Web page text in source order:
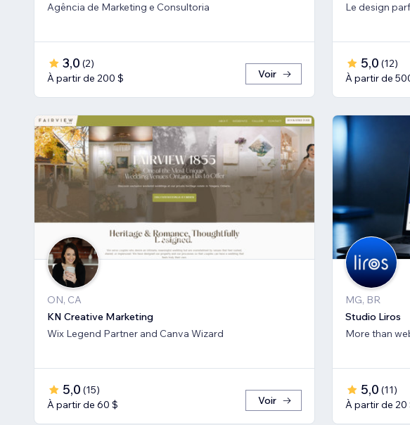
Agência de Marketing e Consultoria
3,0 (2)
À partir de 200 $
Voir
Le design
5,0 (12)
À partir de
ON, CA
KN Creative Marketing
Wix Legend Partner and Canva Wizard
5,0 (15)
À partir de 60 $
Voir
MG, BR
Studio Liros
More than
5,0 (11)
À partir de 20